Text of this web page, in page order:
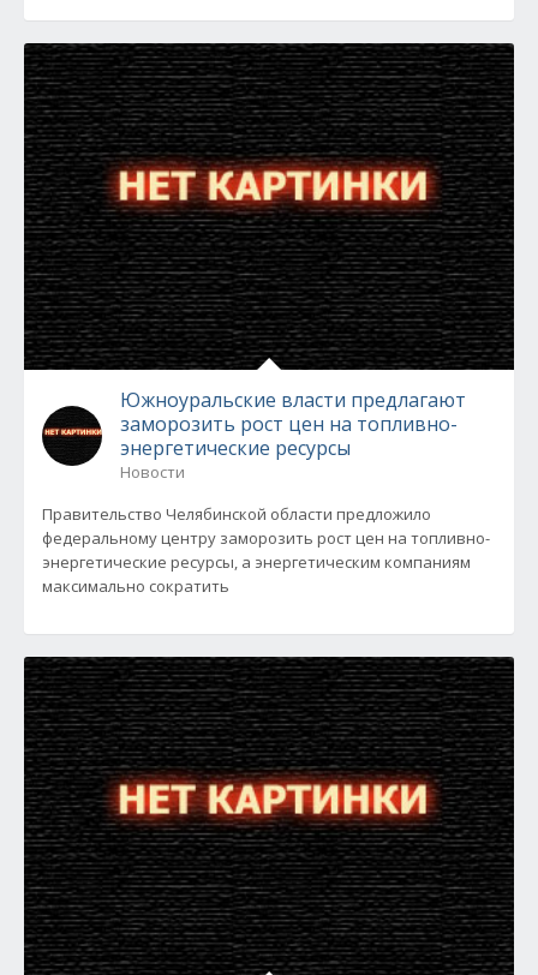
Южноуральские власти предлагают
заморозить рост цен на топливно-
энергетические ресурсы
Новости
Правительство Челябинской области предложило
федеральному центру заморозить рост цен на топливно-
энергетические ресурсы, а энергетическим компаниям
максимально сократить